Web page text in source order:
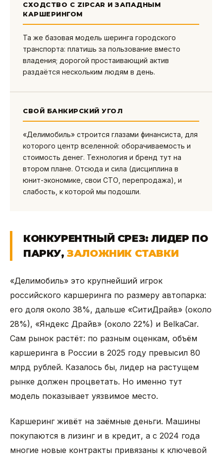
СХОДСТВО С ZIPCAR И ЗАПАДНЫМ
КАРШЕРИНГОМ
Та же базовая модель шеринга городского
транспорта: платишь за пользование вместо
владения; дорогой простаивающий актив
раздаётся нескольким людям в день.
СВОЙ БАНКИРСКИЙ УГОЛ
«Делимобиль» строится глазами финансиста, для
которого центр вселенной: оборачиваемость и
стоимость денег. Технология и бренд тут на
втором плане. Отсюда и сила (дисциплина в
юнит-экономике, свои СТО, перепродажа), и
слабость, к которой мы подошли.
КОНКУРЕНТНЫЙ СРЕЗ: ЛИДЕР ПО
ПАРКУ,ЗАЛОЖНИК СТАВКИ
«Делимобиль» это крупнейший игрок
российского каршеринга по размеру автопарка:
его доля около 38%, дальше «СитиДрайв» (около
28%), «Яндекс Драйв» (около 22%) и BelkaCar.
Сам рынок растёт: по разным оценкам, объём
каршеринга в России в 2025 году превысил 80
млрд рублей. Казалось бы, лидер на растущем
рынке должен процветать. Но именно тут
модель показывает уязвимое место.
Каршеринг живёт на заёмные деньги. Машины
покупаются в лизинг и в кредит, а с 2024 года
многие новые контракты привязаны к ключевой